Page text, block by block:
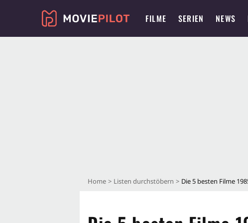
FILME SERIEN NEWS
Home Listen durchstöbern Die 5 besten Filme